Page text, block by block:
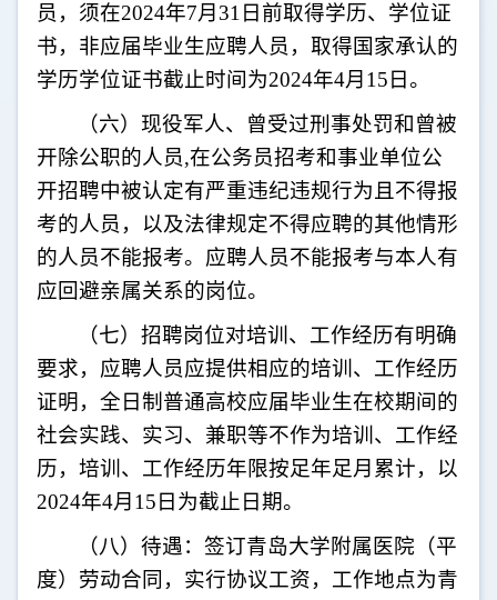
员，须在2024年7月31日前取得学历、学位证
书，非应届毕业生应聘人员，取得国家承认的
学历学位证书截止时间为2024年4月15日。
（六）现役军人、曾受过刑事处罚和曾被
开除公职的人员,在公务员招考和事业单位公
开招聘中被认定有严重违纪违规行为且不得报
考的人员，以及法律规定不得应聘的其他情形
的人员不能报考。应聘人员不能报考与本人有
应回避亲属关系的岗位。
（七）招聘岗位对培训、工作经历有明确
要求，应聘人员应提供相应的培训、工作经历
证明，全日制普通高校应届毕业生在校期间的
社会实践、实习、兼职等不作为培训、工作经
历，培训、工作经历年限按足年足月累计，以
2024年4月 15 日为截止日期。
（八）待遇：签订青岛大学附属医院（平
度）劳动合同，实行协议工资，工作地点为青